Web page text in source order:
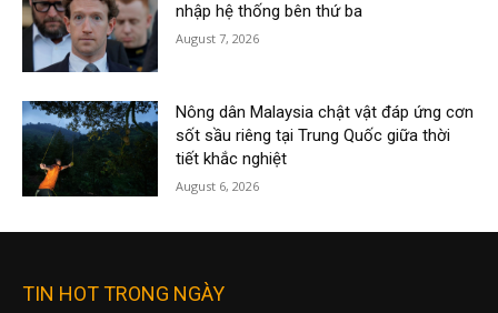
nhập hệ thống bên thứ ba
August 7, 2026
Nông dân Malaysia chật vật đáp ứng cơn
sốt sầu riêng tại Trung Quốc giữa thời
tiết khắc nghiệt
August 6, 2026
TIN HOT TRONG NGÀY